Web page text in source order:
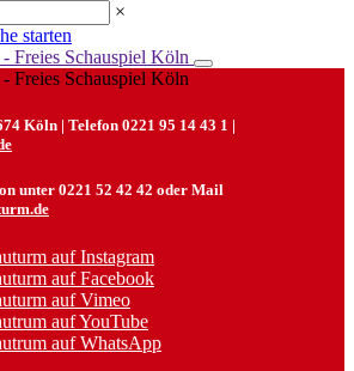
×
Köln | Telefon 0221 95 14 43 1 |
unter 0221 52 42 42 oder Mail